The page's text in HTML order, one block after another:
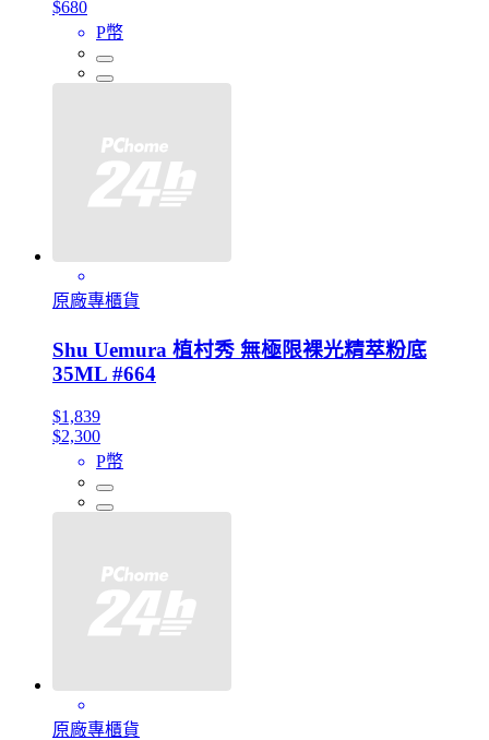
$680
P幣
原廠專櫃貨
Shu Uemura 植村秀 無極限裸光精萃粉底
35ML #664
$1,839
$2,300
P幣
原廠專櫃貨